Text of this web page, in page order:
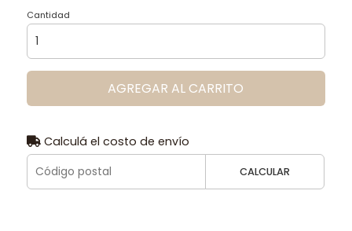
Cantidad
AGREGAR AL CARRITO
Calculá el costo de envío
CALCULAR